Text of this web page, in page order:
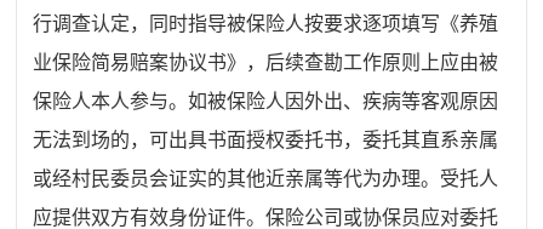
行调查认定，同时指导被保险人按要求逐项填写《养殖
业保险简易赔案协议书》，后续查勘工作原则上应由被
保险人本人参与。如被保险人因外出、疾病等客观原因
无法到场的，可出具书面授权委托书，委托其直系亲属
或经村民委员会证实的其他近亲属等代为办理。受托人
应提供双方有效身份证件。保险公司或协保员应对委托